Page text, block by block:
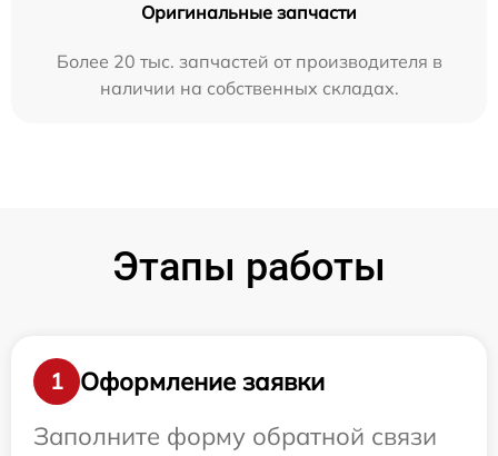
Оригинальные запчасти
Более 20 тыс. запчастей от производителя в
наличии на собственных складах.
Этапы работы
1
Оформление заявки
Заполните форму обратной связи